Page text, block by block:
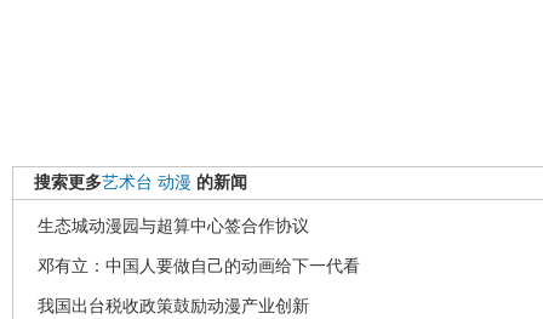
搜索更多艺术台 动漫 的新闻
生态城动漫园与超算中心签合作协议
邓有立：中国人要做自己的动画给下一代看
我国出台税收政策鼓励动漫产业创新